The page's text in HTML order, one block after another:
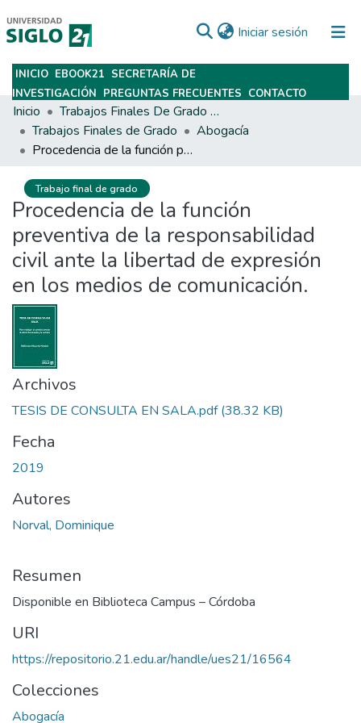
Iniciar sesión (current)
Subir
INICIO EBOOK21 SECRETARÍA DE
INVESTIGACIÓN PREGUNTAS FRECUENTES CONTACTO
Inicio
Trabajos Finales De Grado Y Posgrado
Trabajos Finales de Grado
Abogacía
Procedencia de la función preventiva de la responsabilidad civil ante la libertad de expresión en los medios de comunicación.
Trabajo final de grado
Procedencia de la función
preventiva de la responsabilidad
civil ante la libertad de expresión
en los medios de comunicación.
Archivos
TESIS DE CONSULTA EN SALA.pdf(38.32 KB)
Fecha
2019
Autores
Norval, Dominique
Resumen
Disponible en Biblioteca Campus – Córdoba
URI
https://repositorio.21.edu.ar/handle/ues21/16564
Colecciones
Abogacía